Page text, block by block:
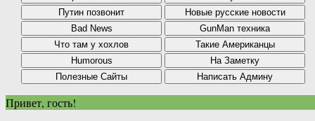
Привет, гость!